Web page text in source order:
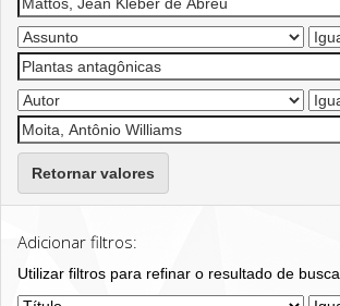
Retornar valores
Adicionar filtros:
Utilizar filtros para refinar o resultado de busca.